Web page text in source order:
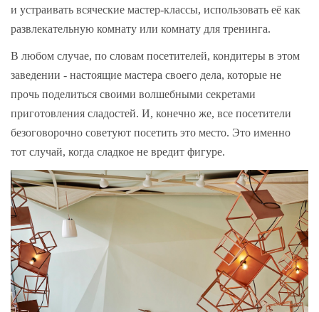
и устраивать всяческие мастер-классы, использовать её как
развлекательную комнату или комнату для тренинга.
В любом случае, по словам посетителей, кондитеры в этом
заведении - настоящие мастера своего дела, которые не
прочь поделиться своими волшебными секретами
приготовления сладостей. И, конечно же, все посетители
безоговорочно советуют посетить это место. Это именно
тот случай, когда сладкое не вредит фигуре.